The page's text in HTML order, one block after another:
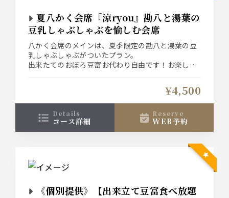
夏八かく会席『涼ryou』勘八と湯葉の
豆乳しゃぶしゃぶを愉しむ会席
八かく会席のメインは、夏季限定の勘八と湯葉の豆
乳しゃぶしゃぶがついたプラン。
出来たてのおぼろ豆富お代わり自由です！お楽しみ
¥4,500
details
コース詳細
reserve
WEB予約
《個別提供》【出来立て豆富食べ放題